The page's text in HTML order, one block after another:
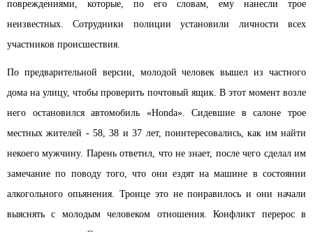
повреждениями, которые, по его словам, ему нанесли трое
неизвестных. Сотрудники полиции установили личности всех
участников происшествия.
По предварительной версии, молодой человек вышел из частного
дома на улицу, чтобы проверить почтовый ящик. В этот момент возле
него остановился автомобиль «Honda». Сидевшие в салоне трое
местных жителей - 58, 38 и 37 лет, поинтересовались, как им найти
некоего мужчину. Парень ответил, что не знает, после чего сделал им
замечание по поводу того, что они ездят на машине в состоянии
алкогольного опьянения. Троице это не понравилось и они начали
выяснять с молодым человеком отношения. Конфликт перерос в